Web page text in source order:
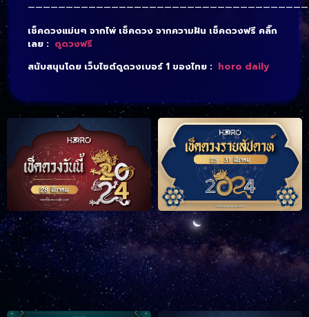
เช็คดวงแม่นๆ จากไพ่ เช็คดวง จากความฝัน เช็คดวงฟรี คลิ๊ก
เลย : ดูดวงฟรี
สนับสนุนโดย เว็บไซต์ดูดวงเบอร์ 1 ของไทย : horo daily